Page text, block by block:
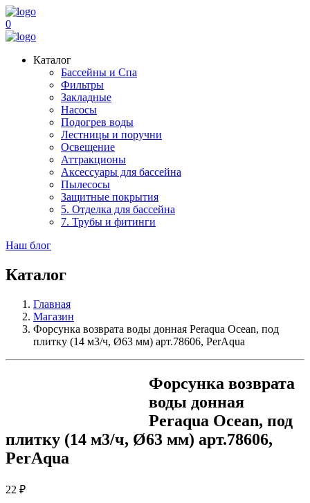
0
Каталог
Бассейны и Спа
Фильтры
Закладные
Насосы
Подогрев воды
Лестницы и поручни
Освещение
Аттракционы
Аксессуары для бассейна
Пылесосы
Защитные покрытия
5. Отделка для бассейна
7. Трубы и фитинги
Наш блог
Каталог
Главная
Магазин
Форсунка возврата воды донная Peraqua Ocean, под
плитку (14 м3/ч, Ø63 мм) арт.78606, PerAqua
Форсунка возврата
воды донная
Peraqua Ocean, под
плитку (14 м3/ч, Ø63 мм) арт.78606,
PerAqua
22 ₽